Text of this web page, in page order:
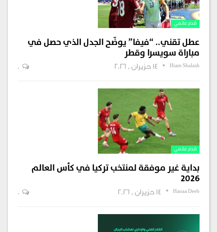
قدم عالمي
عطل تقني.. “فيفا” يوضّح الجدل الذي حصل في
مباراة سويسرا وقطر
Hiam Shalash 14 حزيران , 2026 0
قدم عالمي
بداية غير موفقة لمنتخب تركيا في كأس العالم
2026
Hanaa Deeb 14 حزيران , 2026 0